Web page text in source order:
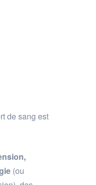
de sang est
(ou